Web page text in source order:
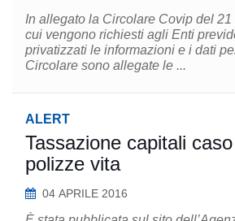
In allegato la Circolare Covip del 21
cui vengono richiesti agli Enti
privatizzati le informazioni e i dati
Circolare sono allegate le ...
ALERT
Tassazione capitali
polizze vita
04 APRILE 2016